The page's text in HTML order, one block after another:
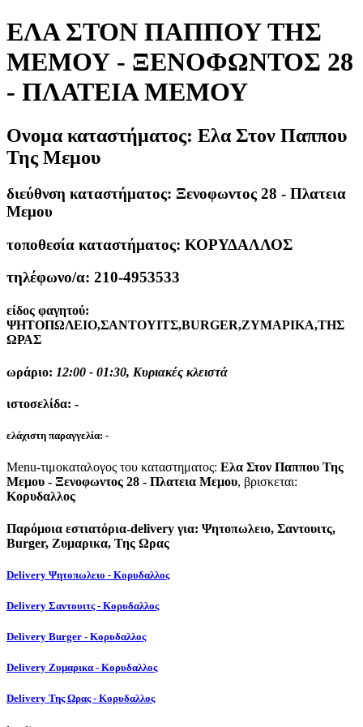
ΕΛΑ ΣΤΟΝ ΠΑΠΠΟΥ ΤΗΣ
ΜΕΜΟΥ - ΞΕΝΟΦΩΝΤΟΣ 28
- ΠΛΑΤΕΙΑ ΜΕΜΟΥ
Ονομα καταστήματος: Ελα Στον Παππου
Της Μεμου
διεύθνση καταστήματος: Ξενοφωντος 28 - Πλατεια
Μεμου
τοποθεσία καταστήματος: ΚΟΡΥΔΑΛΛΟΣ
τηλέφωνο/α: 210-4953533
είδος φαγητού:
ΨΗΤΟΠΩΛΕΙΟ,ΣΑΝΤΟΥΙΤΣ,BURGER,ΖΥΜΑΡΙΚΑ,ΤΗΣ
ΩΡΑΣ
ωράριο: 12:00 - 01:30, Κυριακές κλειστά
ιστοσελίδα: -
ελάχιστη παραγγελία: -
Menu-τιμοκαταλογος του καταστηματος: Ελα Στον Παππου Της
Μεμου - Ξενοφωντος 28 - Πλατεια Μεμου, βρισκεται:
Κορυδαλλος
Παρόμοια εστιατόρια-delivery για: Ψητοπωλειο, Σαντουιτς,
Burger, Ζυμαρικα, Της Ωρας
Delivery Ψητοπωλειο - Κορυδαλλος
Delivery Σαντουιτς - Κορυδαλλος
Delivery Burger - Κορυδαλλος
Delivery Ζυμαρικα - Κορυδαλλος
Delivery Της Ωρας - Κορυδαλλος